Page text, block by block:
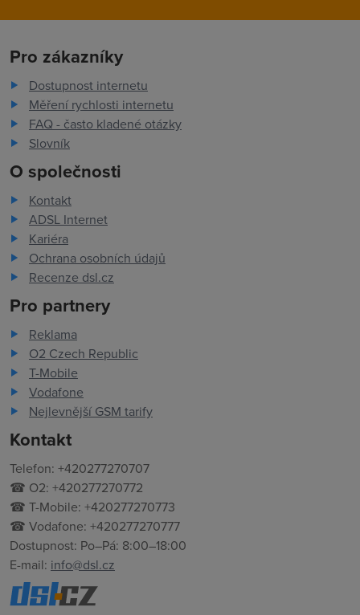
Pro zákazníky
Dostupnost internetu
Měření rychlosti internetu
FAQ - často kladené otázky
Slovník
O společnosti
Kontakt
ADSL Internet
Kariéra
Ochrana osobních údajů
Recenze dsl.cz
Pro partnery
Reklama
O2 Czech Republic
T-Mobile
Vodafone
Nejlevnější GSM tarify
Kontakt
Telefon: +420277270707
☎ O2: +420277270772
☎ T-Mobile: +420277270773
☎ Vodafone: +420277270777
Dostupnost: Po–Pá: 8:00–18:00
E-mail: info@dsl.cz